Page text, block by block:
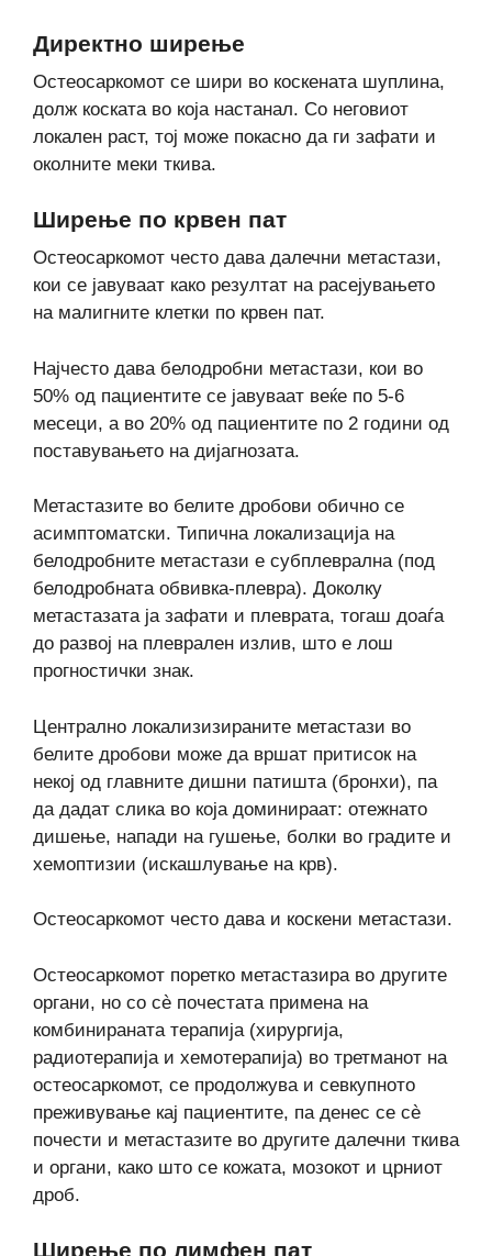
Директно ширење
Остеосаркомот се шири во коскената шуплина,
долж коската во која настанал. Со неговиот
локален раст, тој може покасно да ги зафати и
околните меки ткива.
Ширење по крвен пат
Остеосаркомот често дава далечни метастази,
кои се јавуваат како резултат на расејувањето
на малигните клетки по крвен пат.
Најчесто дава белодробни метастази, кои во
50% од пациентите се јавуваат веќе по 5-6
месеци, а во 20% од пациентите по 2 години од
поставувањето на дијагнозата.
Метастазите во белите дробови обично се
асимптоматски. Типична локализација на
белодробните метастази е субплеврална (под
белодробната обвивка-плевра). Доколку
метастазата ја зафати и плеврата, тогаш доаѓа
до развој на плеврален излив, што е лош
прогностички знак.
Централно локализизираните метастази во
белите дробови може да вршат притисок на
некој од главните дишни патишта (бронхи), па
да дадат слика во која доминираат: отежнато
дишење, напади на гушење, болки во градите и
хемоптизии (искашлување на крв).
Остеосаркомот често дава и коскени метастази.
Остеосаркомот поретко метастазира во другите
органи, но со сè почестата примена на
комбинираната терапија (хирургија,
радиотерапија и хемотерапија) во третманот на
остеосаркомот, се продолжува и севкупното
преживување кај пациентите, па денес се сè
почести и метастазите во другите далечни ткива
и органи, како што се кожата, мозокот и црниот
дроб.
Ширење по лимфен пат